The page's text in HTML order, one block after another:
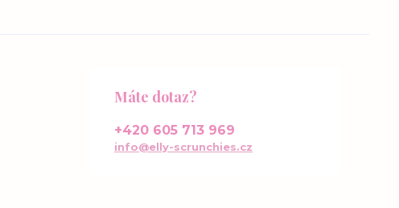
Máte dotaz?
+420 605 713 969
info@elly-scrunchies.cz